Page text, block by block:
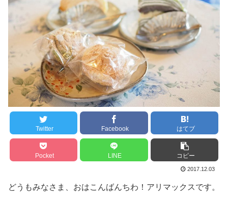
Twitter Facebook はてブ
Pocket LINE コピー
2017.12.03
どうもみなさま、おはこんばんちわ！アリマックスです。